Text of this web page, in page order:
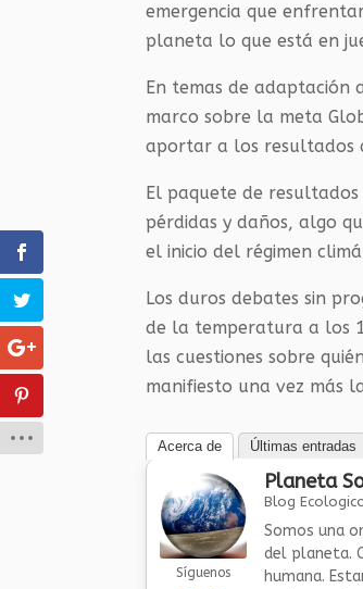
emergencia que
planeta lo que está en
En temas de adaptación
marco sobre la meta
aportar a los resultados
El paquete de
pérdidas y daños, algo
el inicio del régimen
Los duros debates sin
de la temperatura a los
las cuestiones sobre
manifiesto una vez más
Acerca de Últimas entradas
Síguenos
Planeta
Blog
Somos una
del planeta.
humana.